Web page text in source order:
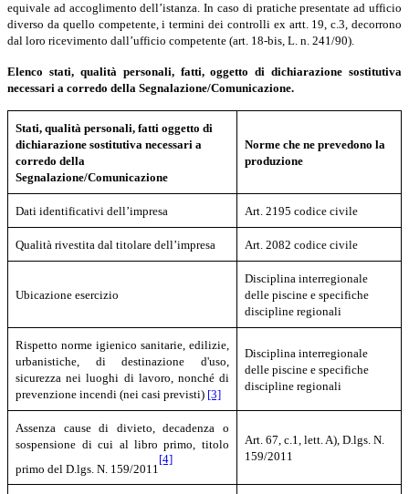
equivale ad accoglimento dell’istanza. In caso di pratiche presentate ad ufficio
diverso da quello competente, i termini dei controlli ex artt. 19, c.3, decorrono
dal loro ricevimento dall’ufficio competente (art. 18-bis, L. n. 241/90).
Elenco stati, qualità personali, fatti, oggetto di dichiarazione sostitutiva
necessari a corredo della Segnalazione/Comunicazione.
Stati, qualità personali, fatti oggetto di
dichiarazione sostitutiva necessari a
corredo della
Segnalazione/Comunicazione
Norme che ne prevedono la
produzione
Dati identificativi dell’impresa Art. 2195 codice civile
Qualità rivestita dal titolare dell’impresa Art. 2082 codice civile
Ubicazione esercizio
Disciplina interregionale
delle piscine e specifiche
discipline regionali
Rispetto norme igienico sanitarie, edilizie,
urbanistiche, di destinazione d'uso,
sicurezza nei luoghi di lavoro, nonché di
prevenzione incendi (nei casi previsti) [3]
Disciplina interregionale
delle piscine e specifiche
discipline regionali
Assenza cause di divieto, decadenza o
sospensione di cui al libro primo, titolo
primo del D.lgs. N. 159/2011
[4]
Art. 67, c.1, lett. A), D.lgs. N.
159/2011